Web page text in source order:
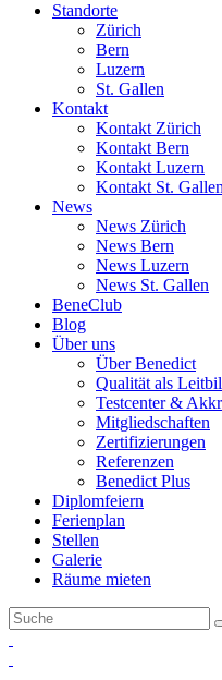
Standorte
Zürich
Bern
Luzern
St. Gallen
Kontakt
Kontakt Zürich
Kontakt Bern
Kontakt Luzern
Kontakt St. Gallen
News
News Zürich
News Bern
News Luzern
News St. Gallen
BeneClub
Blog
Über uns
Über Benedict
Qualität als
Testcenter &
Mitgliedschaften
Zertifizierungen
Referenzen
Benedict Plus
Diplomfeiern
Ferienplan
Stellen
Galerie
Räume mieten